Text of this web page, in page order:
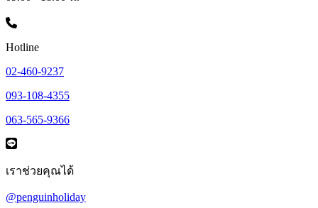
Hotline
02-460-9237
093-108-4355
063-565-9366
เราช่วยคุณได้
@penguinholiday